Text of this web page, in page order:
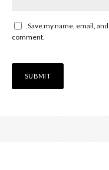
Save my name, email,
comment.